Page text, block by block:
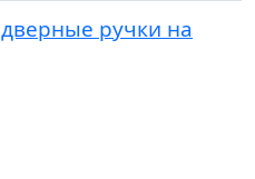
дверные ручки на